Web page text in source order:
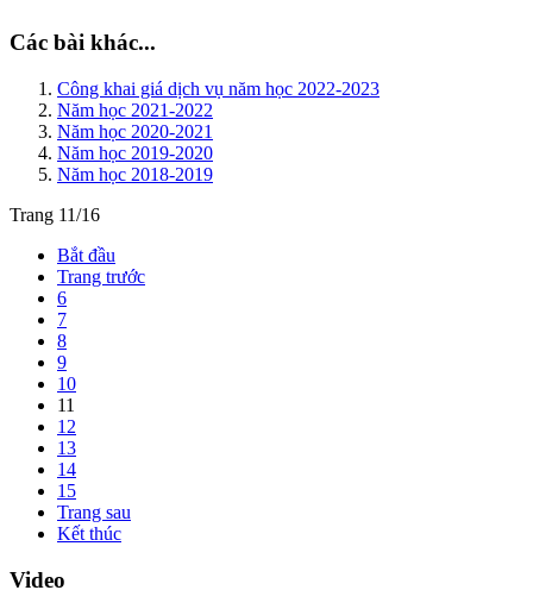
Các bài khác...
Công khai giá dịch vụ năm học 2022-2023
Năm học 2021-2022
Năm học 2020-2021
Năm học 2019-2020
Năm học 2018-2019
Trang 11/16
Bắt đầu
Trang trước
6
7
8
9
10
11
12
13
14
15
Trang sau
Kết thúc
Video